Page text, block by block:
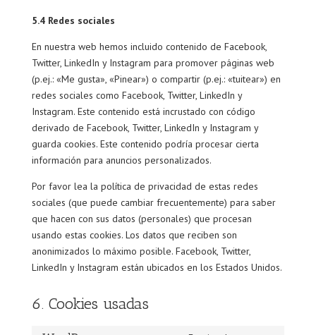
5.4 Redes sociales
En nuestra web hemos incluido contenido de Facebook,
Twitter, LinkedIn y Instagram para promover páginas web
(p.ej.: «Me gusta», «Pinear») o compartir (p.ej.: «tuitear») en
redes sociales como Facebook, Twitter, LinkedIn y
Instagram. Este contenido está incrustado con código
derivado de Facebook, Twitter, LinkedIn y Instagram y
guarda cookies. Este contenido podría procesar cierta
información para anuncios personalizados.
Por favor lea la política de privacidad de estas redes
sociales (que puede cambiar frecuentemente) para saber
que hacen con sus datos (personales) que procesan
usando estas cookies. Los datos que reciben son
anonimizados lo máximo posible. Facebook, Twitter,
LinkedIn y Instagram están ubicados en los Estados Unidos.
6. Cookies usadas